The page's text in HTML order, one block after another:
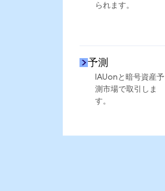
られます。
予測
IAUonと暗号資産予
測市場で取引しま
す。